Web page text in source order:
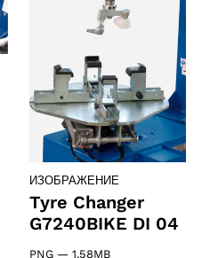
ИЗОБРАЖЕНИЕ
Tyre Changer
G7240BIKE DI 04
PNG — 1.58MB